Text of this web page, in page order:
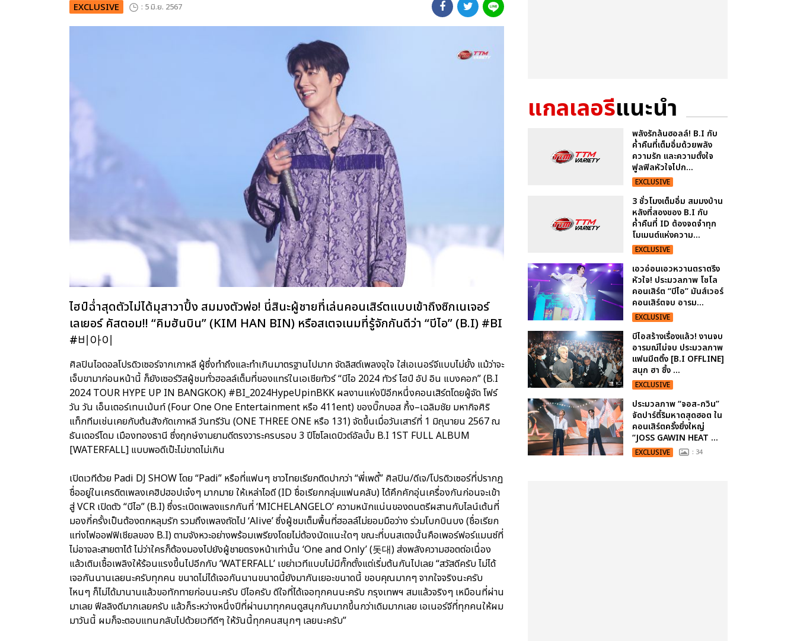
EXCLUSIVE : 5 มิ.ย. 2567
ไฮป์ฉ่ำสุดตัวไม่ได้มุสาวาปึ้ง สมมงตัวพ่อ! นี่สินะผู้ชายที่เล่นคอนเสิร์ตแบบเข้าถึงซิกเนเจอร์
เลเยอร์ คัสตอม!! “คิมฮันบิน” (KIM HAN BIN) หรือสเตจเนมที่รู้จักกันดีว่า “บีไอ” (B.I) #BI
#비아이
ศิลปินไอดอลโปรดิวเซอร์จากเกาหลี ผู้ซึ่งทำถึงและทำเกินมาตรฐานไปมาก จัดลิสต์เพลงจุใจ ใส่เอเนอร์จีแบบไม่ยั้ง แม้ว่าจะ
เจ็บขามาก่อนหน้านี้ ก็ยังเซอร์วิสผู้ชมทั่วฮอลล์เต็มที่ของแทร่ในเอเชียทัวร์ “บีไอ 2024 ทัวร์ ไฮป์ อัป อิน แบงคอก” (B.I
2024 TOUR HYPE UP IN BANGKOK) #BI_2024HypeUpinBKK ผลงานแห่งปีอีกหนึ่งคอนเสิร์ตโดยผู้จัด โฟร์
วัน วัน เอ็นเตอร์เทนเม้นท์ (Four One One Entertainment หรือ 411ent) ของบิ๊กบอส กึ้ง–เฉลิมชัย มหากิจศิริ
แท็กทีมเช่นเคยกับต้นสังกัดเกาหลี วันทรีวัน (ONE THREE ONE หรือ 131) จัดขึ้นเมื่อวันเสาร์ที่ 1 มิถุนายน 2567 ณ
ธันเดอร์โดม เมืองทองธานี ซึ่งฤกษ์งามยามดีตรงวาระครบรอบ 3 ปีโซโลเดบิวต์อัลบั้ม B.I 1ST FULL ALBUM
[WATERFALL] แบบพอดีเป๊ะไม่ขาดไม่เกิน
เปิดเวทีด้วย Padi DJ SHOW โดย “Padi” หรือที่แฟนๆ ชาวไทยเรียกติดปากว่า “พี่เพดี้” ศิลปิน/ดีเจ/โปรดิวเซอร์ที่ปรากฏ
ชื่ออยู่ในเครดิตเพลงเคฮิปฮอปเจ๋งๆ มากมาย ให้เหล่าไอดี (ID ชื่อเรียกกลุ่มแฟนคลับ) ได้คึกคักอุ่นเครื่องกันก่อนจะเข้า
สู่ VCR เปิดตัว “บีไอ” (B.I) ซึ่งระเบิดเพลงแรกกันที่ ‘MICHELANGELO’ ความหนักแน่นของดนตรีผสานกับไลน์เต้นที่
มองกี่ครั้งเป็นต้องตกหลุมรัก รวมถึงเพลงถัดไป ‘Alive’ ซึ่งผู้ชมเต็มพื้นที่ฮอลล์ไม่ยอมมือว่าง ร่วมโบกบินบง (ชื่อเรียก
แท่งไฟออฟฟิเชียลของ B.I) ตามจังหวะอย่างพร้อมเพรียงโดยไม่ต้องนัดแนะใดๆ ขณะที่บนสเตจนั้นคือเพอร์ฟอร์แมนซ์ที่
ไม่อาจละสายตาได้ ไม่ว่าใครก็ต้องมองไปยังผู้ชายตรงหน้าเท่านั้น ‘One and Only’ (돗대) ส่งพลังความฮอตต่อเนื่อง
แล้วเติมเชื้อเพลิงให้ร้อนแรงขึ้นไปอีกกับ ‘WATERFALL’ เขย่าเวทีแบบไม่มีกั๊กตั้งแต่เริ่มต้นกันไปเลย “สวัสดีครับ ไม่ได้
เจอกันนานเลยนะครับทุกคน ขนาดไม่ได้เจอกันนานขนาดนี้ยังมากันเยอะขนาดนี้ ขอบคุณมากๆ จากใจจริงนะครับ
ไหนๆ ก็ไม่ได้มานานแล้วขอทักทายก่อนนะครับ บีไอครับ ดีใจที่ได้เจอทุกคนนะครับ กรุงเทพฯ สมแล้วจริงๆ เหมือนที่ผ่าน
มาเลย ฟีลลิงดีมากเลยครับ แล้วก็ระหว่างหนึ่งปีที่ผ่านมาทุกคนดูสนุกกันมากขึ้นกว่าเดิมมากเลย เอเนอร์จีที่ทุกคนให้ผม
มาวันนี้ ผมก็จะตอบแทนกลับไปด้วยเวทีดีๆ ให้วันนี้ทุกคนสนุกๆ เลยนะครับ”
แกลเลอรีแนะนำ
พลังรักล้นฮอลล์! B.I กับ
ค่ำคืนที่เต็มอิ่มด้วยพลัง
ความรัก และความตั้งใจ
ฟูลฟิลหัวใจไปก...
EXCLUSIVE
3 ชั่วโมงเต็มอิ่ม สมมงบ้าน
หลังที่สองของ B.I กับ
ค่ำคืนที่ ID ต้องจดจำทุก
โมเมนต์แห่งความ...
EXCLUSIVE
เอวอ่อนเอวหวานตราตรึง
หัวใจ! ประมวลภาพ โซโล
คอนเสิร์ต “บีไอ” มันส์เวอร์
คอนเสิร์ตจบ อารม...
EXCLUSIVE
บีไอสร้างเรื่องแล้ว! งานจบ
อารมณ์ไม่จบ ประมวลภาพ
แฟนมีตติ้ง [B.I OFFLINE]
สนุก ฮา ซึ้ง ...
EXCLUSIVE
ประมวลภาพ “จอส-กวิน”
จัดปาร์ตี้ริมหาดสุดฮอต ใน
คอนเสิร์ตครั้งยิ่งใหญ่
“JOSS GAWIN HEAT ...
EXCLUSIVE : 34